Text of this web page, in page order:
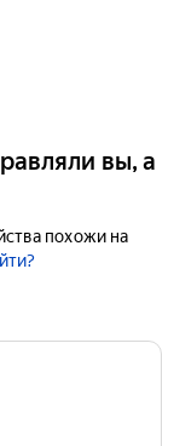
вы, а
похожи на